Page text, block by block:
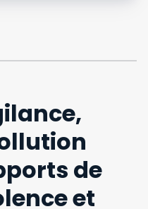
de
et